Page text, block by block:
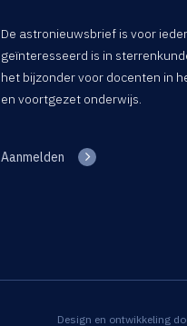
De astronieuwsbrief is voor
geïnteresseerd is in
het bijzonder voor docenten in
en voortgezet onderwijs.
Aanmelden
Design en ontwikkeling